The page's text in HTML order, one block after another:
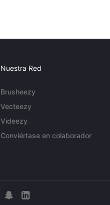
Nuestra Red
Brusheezy
Vecteezy
Videezy
Conviértase en colaborador